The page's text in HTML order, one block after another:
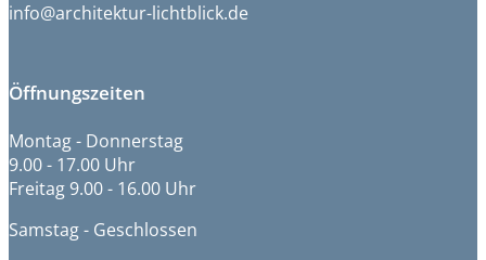
info@architektur-lichtblick.de
Öffnungszeiten
Montag - Donnerstag
9.00 - 17.00 Uhr
Freitag 9.00 - 16.00 Uhr
Samstag - Geschlossen